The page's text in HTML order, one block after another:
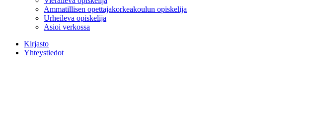
Ammatillisen opettajakorkeakoulun opiskelija
Urheileva opiskelija
Asioi verkossa
Kirjasto
Yhteystiedot